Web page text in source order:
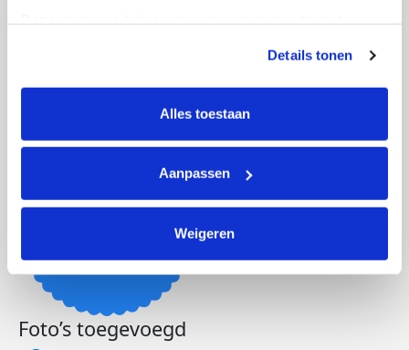
tonen. Je kunt je toestemming op elk moment wijzigen of
intrekken via Cookie instellingen onderaan de pagina. De
lijst met cookies is te vinden in het tabblad “details”.
Details tonen
Alles toestaan
Aanpassen
Weigeren
Deel op
Foto’s toegevoegd